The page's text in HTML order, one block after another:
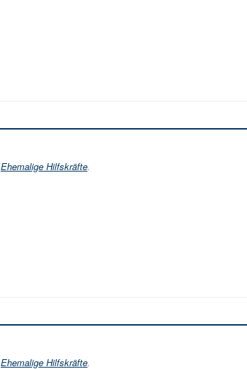
Ehemalige Hilfskräfte.
Ehemalige Hilfskräfte.